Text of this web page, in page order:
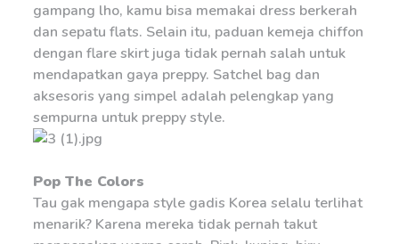
gampang lho, kamu bisa memakai dress berkerah
dan sepatu flats. Selain itu, paduan kemeja chiffon
dengan flare skirt juga tidak pernah salah untuk
mendapatkan gaya preppy. Satchel bag dan
aksesoris yang simpel adalah pelengkap yang
sempurna untuk preppy style.
Pop The Colors
Tau gak mengapa style gadis Korea selalu terlihat
menarik? Karena mereka tidak pernah takut